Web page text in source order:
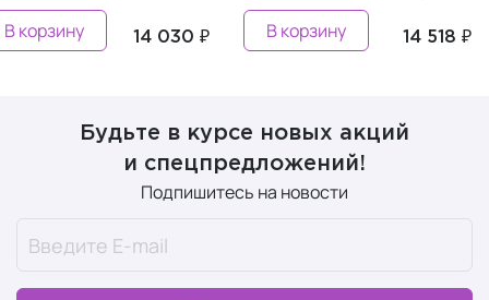
14 030 ₽
В корзину 14 518 ₽
В корзину
Будьте в курсе новых акций
и спецпредложений!
Подпишитесь на новости